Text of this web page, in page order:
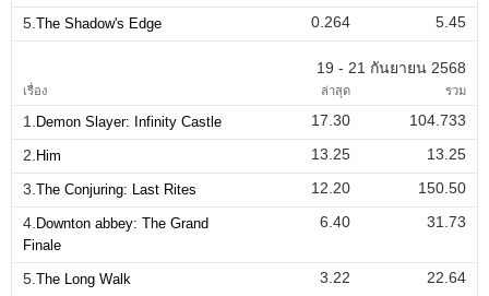
5. The Shadow's Edge 0.264 5.45
19 - 21 กันยายน 2568
เรื่อง ล่าสุด รวม
1. Demon Slayer: Infinity Castle 17.30
104.733
2. Him 13.25
13.25
3. The Conjuring: Last Rites 12.20
150.50
4. Downton abbey: The Grand
Finale
6.40 31.73
5. The Long Walk 3.22 22.64